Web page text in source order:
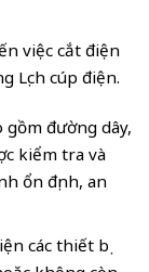
việc cắt điện
Lịch cúp điện.
đường dây,
kiểm tra và
ổn định, an
các thiết bị